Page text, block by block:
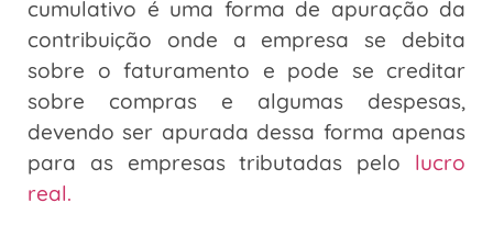
cumulativo é uma forma de apuração da
contribuição onde a empresa se debita
sobre o faturamento e pode se creditar
sobre compras e algumas despesas,
devendo ser apurada dessa forma apenas
para as empresas tributadas pelo lucro
real.